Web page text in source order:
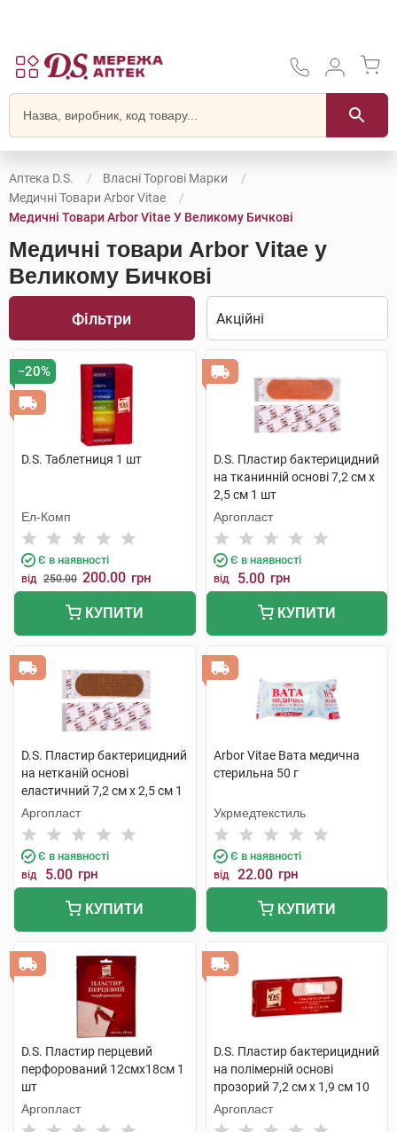
Аптека D.S.
Власні Торгові Марки
Медичні Товари Arbor Vitae
Медичні Товари Arbor Vitae У Великому Бичкові
Медичні товари Arbor Vitae у
Великому Бичкові
Фільтри
−20%
D.S. Таблетниця 1 шт
Ел-Комп
Є в наявності
від 250.00 200.00 грн
КУПИТИ
D.S. Пластир бактерицидний
на тканинній основі 7,2 см х
2,5 см 1 шт
Аргопласт
Є в наявності
від 5.00 грн
КУПИТИ
D.S. Пластир бактерицидний
на нетканій основі
еластичний 7,2 см х 2,5 см 1
шт
Аргопласт
Є в наявності
від 5.00 грн
КУПИТИ
Arbor Vitae Вата медична
стерильна 50 г
Укрмедтекстиль
Є в наявності
від 22.00 грн
КУПИТИ
D.S. Пластир перцевий
перфорований 12смх18см 1
шт
Аргопласт
D.S. Пластир бактерицидний
на полімерній основі
прозорий 7,2 см х 1,9 см 10
шт
Аргопласт